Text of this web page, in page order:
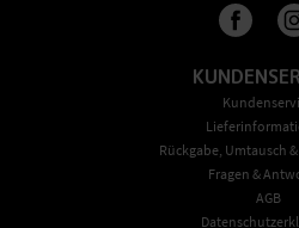
Rückgabe, Umtausch
Fragen &
AGB